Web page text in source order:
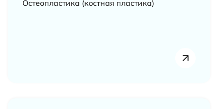
Остеопластика (костная пластика)